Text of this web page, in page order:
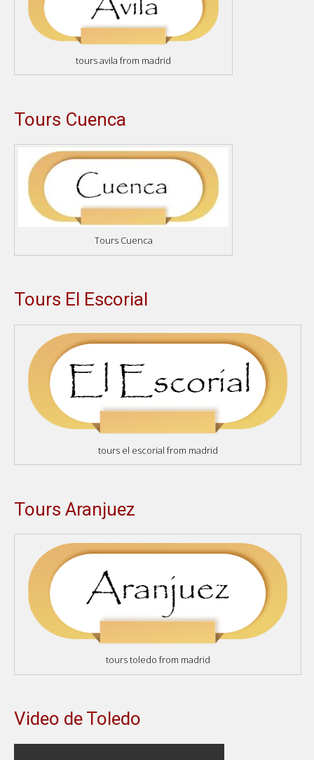
tours avila from madrid
Tours Cuenca
Tours Cuenca
Tours El Escorial
tours el escorial from madrid
Tours Aranjuez
tours toledo from madrid
Video de Toledo